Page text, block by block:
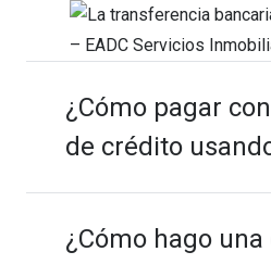
¿Cómo pagar
de crédito
¿Cómo hago